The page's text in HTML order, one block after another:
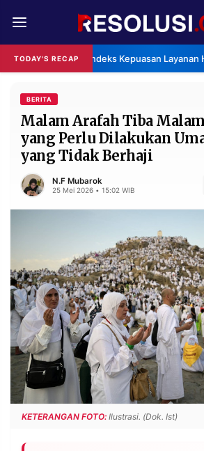
TODAY'S RECAPBPS: Indeks Kepuasan Layanan
REDAKSI TENTANG
RESOLUSI IKLAN
RUBRIKASI
EDITORIAL AKSARA
FINANSIA PERSONA
DAERAH NASIONAL
SPORT
INFORMASI
PRIVACY
POLICY
BERITA
WARGA
INFORMASI
IKLAN
KIRIM
TULISAN
PENGADUAN TERM
OF
SERVICE
BERITA
Malam Arafah Tiba
yang Perlu Dilakukan
yang Tidak Berhaji
N.F Mubarok
25 Mei 2026 • 15:02 WIB
KETERANGAN FOTO: Ilustrasi. (Dok. Ist)